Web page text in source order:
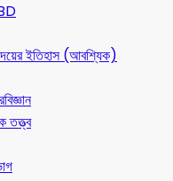
ইতিহাস (আবশ্যিক)
তত্ত্ব